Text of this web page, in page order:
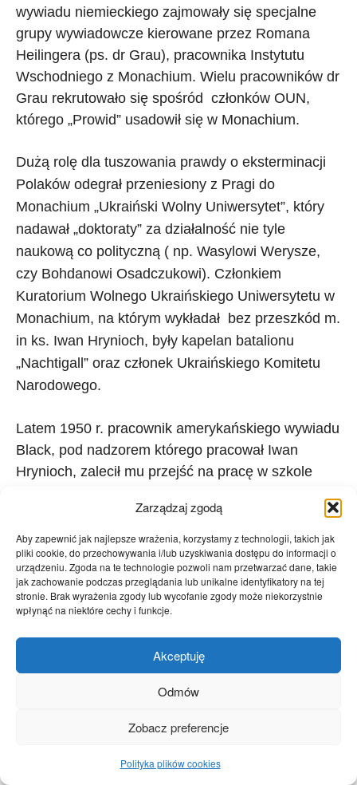
Zarządzaj zgodą
Aby zapewnić jak najlepsze wrażenia, korzystamy z technologii, takich jak
pliki cookie, do przechowywania i/lub uzyskiwania dostępu do informacji o
urządzeniu. Zgoda na te technologie pozwoli nam przetwarzać dane, takie
jak zachowanie podczas przeglądania lub unikalne identyfikatory na tej
stronie. Brak wyrażenia zgody lub wycofanie zgody może niekorzystnie
wpłynąć na niektóre cechy i funkcje.
Akceptuję
Odmów
Zobacz preferencje
Polityka plików cookies
wywiadu niemieckiego zajmowały się specjalne
grupy wywiadowcze kierowane przez Romana
Heilingera (ps. dr Grau), pracownika Instytutu
Wschodniego z Monachium. Wielu pracowników dr
Grau rekrutowało się spośród członków OUN,
którego „Prowid” usadowił się w Monachium.
Dużą rolę dla tuszowania prawdy o eksterminacji
Polaków odegrał przeniesiony z Pragi do
Monachium „Ukraiński Wolny Uniwersytet”, który
nadawał „doktoraty” za działalność nie tyle
naukową co polityczną ( np. Wasylowi Werysze,
czy Bohdanowi Osadczukowi). Członkiem
Kuratorium Wolnego Ukraińskiego Uniwersytetu w
Monachium, na którym wykładał bez przeszkód m.
in ks. Iwan Hrynioch, były kapelan batalionu
„Nachtigall” oraz członek Ukraińskiego Komitetu
Narodowego.
Latem 1950 r. pracownik amerykańskiego wywiadu
Black, pod nadzorem którego pracował Iwan
Hrynioch, zalecił mu przejść na pracę w szkole
typowaniem agentów spośród ukraińskich
nacjonalistów, ich przygotowaniem i zrzucaniem na
terytorium USRR z zadaniami dla amerykańskiego
wywiadu. Jeden z agentów banderowskiej
proweniencji, Iwan Werczun, który początkowo
potem stał się agentem amerykańskiego
wojennego wywiadu, w 50-tych latach ujawnił
niektóre szczegóły tajnej współpracy byłych
zachodnimi „specsłużbami”. W maju 1955 roku
doświadczeniem w szpiegowskiej działalności: „